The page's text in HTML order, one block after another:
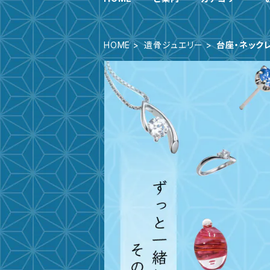
HOME 遺骨ジュエリー 台座・ネック